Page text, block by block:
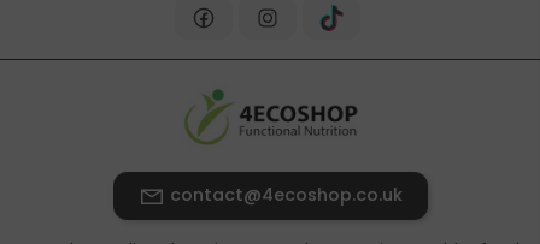
contact@4ecoshop.co.uk